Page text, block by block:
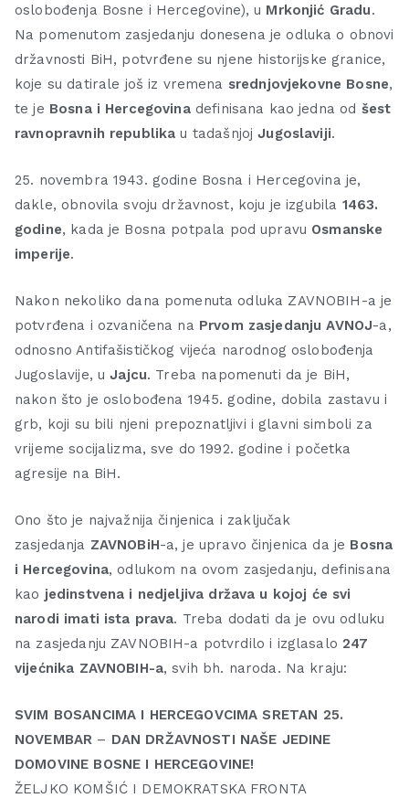
oslobođenja Bosne i Hercegovine), u Mrkonjić Gradu.
Na pomenutom zasjedanju donesena je odluka o obnovi
državnosti BiH, potvrđene su njene historijske granice,
koje su datirale još iz vremena srednjovjekovne Bosne,
te je Bosna i Hercegovinadefinisana kao jedna od šest
ravnopravnih republika u tadašnjojJugoslaviji.
25. novembra 1943. godine Bosna i Hercegovina je,
dakle, obnovila svoju državnost, koju je izgubila 1463.
godine, kada je Bosna potpala pod upravu Osmanske
imperije.
Nakon nekoliko dana pomenuta odluka ZAVNOBIH-a je
potvrđena i ozvaničena na Prvom zasjedanju AVNOJ-a,
odnosno Antifašističkog vijeća narodnog oslobođenja
Jugoslavije, uJajcu. Treba napomenuti da je BiH,
nakon što je oslobođena 1945. godine, dobila zastavu i
grb, koji su bili njeni prepoznatljivi i glavni simboli za
vrijeme socijalizma, sve do 1992. godine i početka
agresije na BiH.
Ono što je najvažnija činjenica i zaključak
zasjedanja ZAVNOBiH-a, je upravo činjenica da je Bosna
i Hercegovina, odlukom na ovom zasjedanju, definisana
kao jedinstvena i nedjeljiva država u kojoj će svi
narodi imati ista prava. Treba dodati da je ovu odluku
na zasjedanju ZAVNOBIH-a potvrdilo i izglasalo 247
vijećnika ZAVNOBIH-a, svih bh. naroda. Na kraju:
SVIM BOSANCIMA I HERCEGOVCIMA SRETAN 25.
NOVEMBAR – DAN DRŽAVNOSTI NAŠE JEDINE
DOMOVINE BOSNE I HERCEGOVINE!
ŽELJKO KOMŠIĆ I DEMOKRATSKA FRONTA